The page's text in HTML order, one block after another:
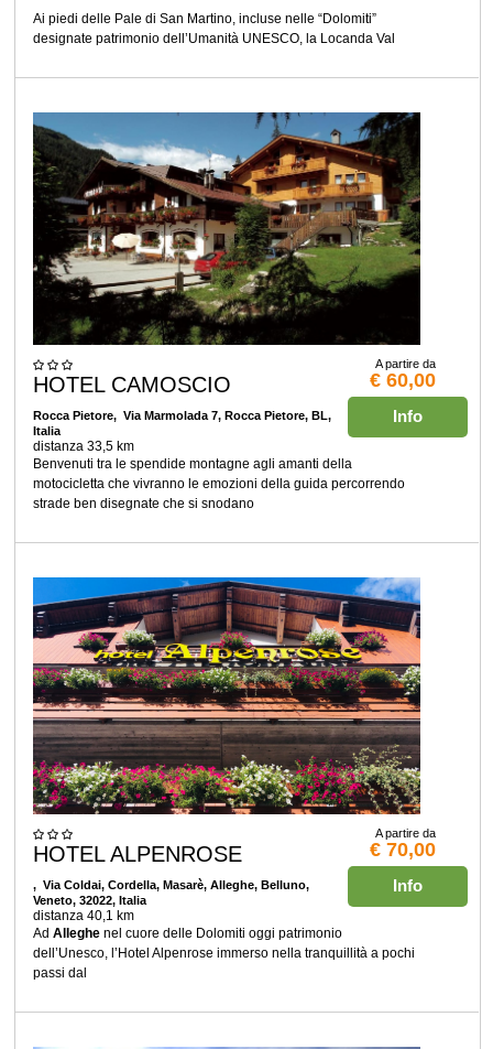
Ai piedi delle Pale di San Martino, incluse nelle “Dolomiti”
designate patrimonio dell’Umanità UNESCO, la Locanda Val
A partire da
€ 60,00
Info
HOTEL CAMOSCIO
Rocca Pietore, Via Marmolada 7, Rocca Pietore, BL,
Italia
distanza 33,5 km
Benvenuti tra le spendide montagne agli amanti della
motocicletta che vivranno le emozioni della guida percorrendo
strade ben disegnate che si snodano
A partire da
€ 70,00
Info
HOTEL ALPENROSE
, Via Coldai, Cordella, Masarè, Alleghe, Belluno,
Veneto, 32022, Italia
distanza 40,1 km
AdAlleghe nel cuore delle Dolomiti oggi patrimonio
dell’Unesco, l’Hotel Alpenrose immerso nella tranquillità a pochi
passi dal